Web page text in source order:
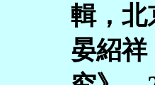
輯，北
晏紹祥